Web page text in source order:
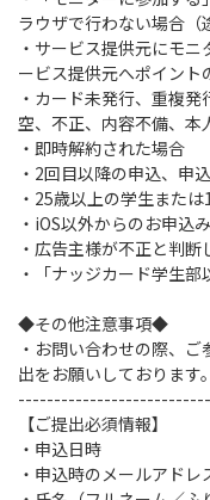
ラウザで行わない場合（
・サービス提供元にモ
ービス提供元へポイント
・カード未発行、重複
空、不正、内容不備、本
・即時解約された場合
・2回目以降の申込、申
・25歳以上の学生また
・iOS以外からのお申込み
・広告主様が不正と判断
・「ナッジカード学生
◆その他注意事項◆
・お問い合わせの際、
出をお願いしております。
【ご提出必須情報】
・申込日時
・申込時のメールアドレ